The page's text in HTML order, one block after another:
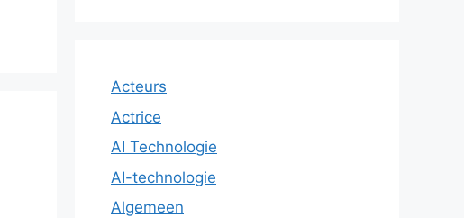
Acteurs
Actrice
AI Technologie
AI-technologie
Algemeen